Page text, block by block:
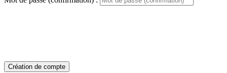
Création de compte